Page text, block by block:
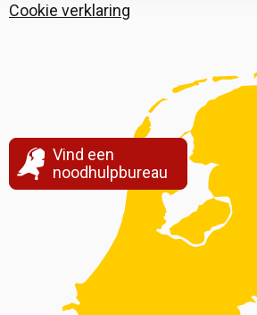
Cookie verklaring
Vind een
noodhulpbureau